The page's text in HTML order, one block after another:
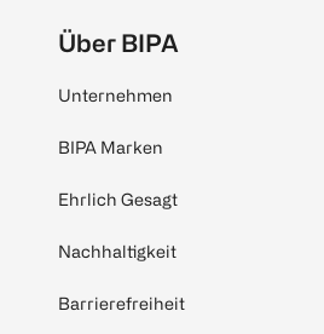
Über BIPA
Unternehmen
BIPA Marken
Ehrlich Gesagt
Nachhaltigkeit
Barrierefreiheit